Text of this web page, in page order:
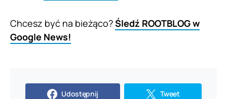
Chcesz być na bieżąco?Śledź ROOTBLOG w
Google News!
Udostępnij Tweet